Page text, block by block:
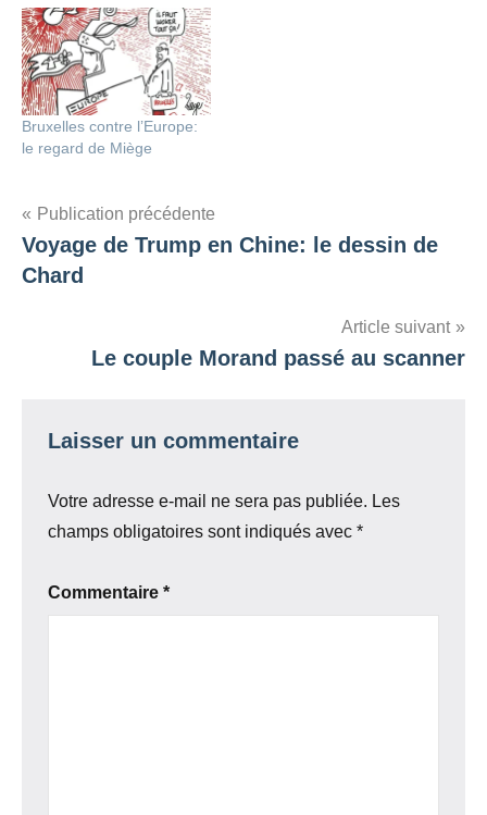
Bruxelles contre l’Europe:
le regard de Miège
Navigation
de
Publication précédente
Voyage de Trump en Chine: le dessin de
Chard
Article suivant
Le couple Morand passé au scanner
Laisser un commentaire
Votre adresse e-mail ne sera pas publiée. Les
champs obligatoires sont indiqués avec *
Commentaire *